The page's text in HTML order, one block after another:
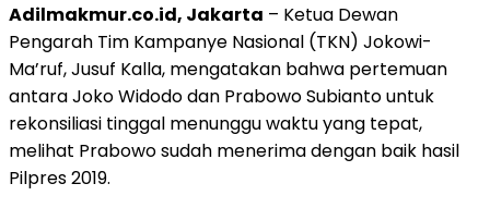
Adilmakmur.co.id, Jakarta – Ketua Dewan
Pengarah Tim Kampanye Nasional (TKN) Jokowi-
Ma’ruf, Jusuf Kalla, mengatakan bahwa pertemuan
antara Joko Widodo dan Prabowo Subianto untuk
rekonsiliasi tinggal menunggu waktu yang tepat,
melihat Prabowo sudah menerima dengan baik hasil
Pilpres 2019.